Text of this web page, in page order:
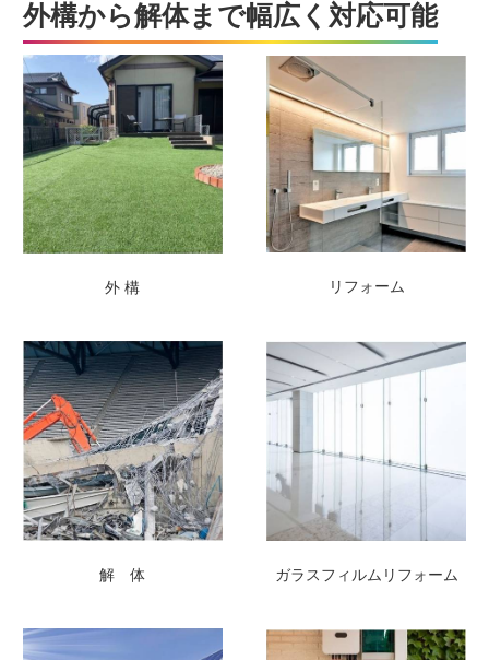
外構から解体まで幅広く対応可能
外 構 リフォーム
解 体 ガラスフィルムリフォーム